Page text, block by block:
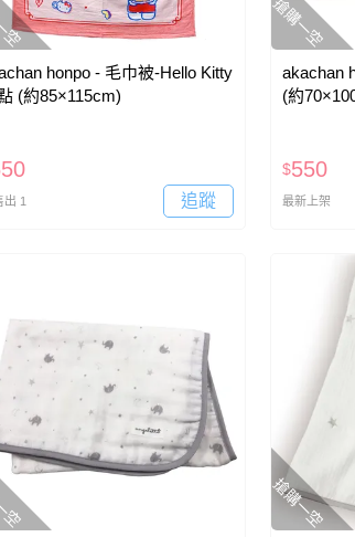
空
honpo - 毛巾被-Hello Kitty
(約85×115cm)
出 1 追蹤
搶購一空
akachan
(約
$550
最新上架
空 搶購一空